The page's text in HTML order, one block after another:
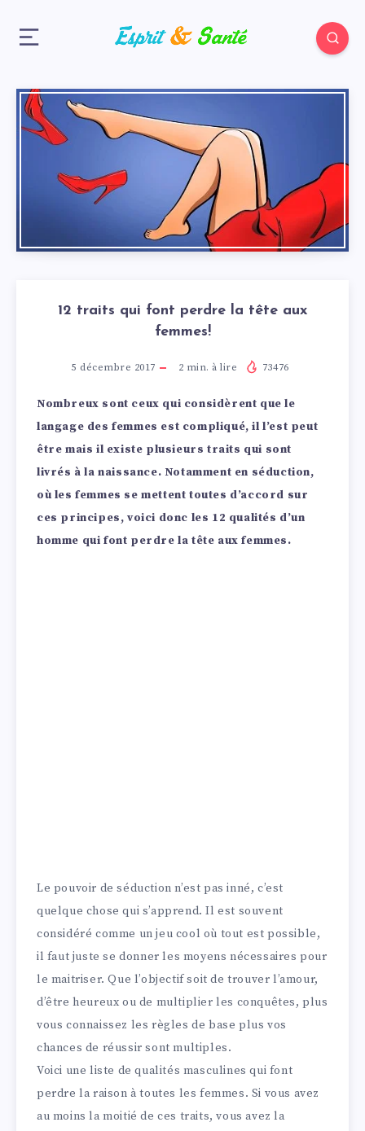
12 traits qui font perdre la tête aux
femmes!
5 décembre 2017 2 min. à lire 73476
Nombreux sont ceux qui considèrent que le
langage des femmes est compliqué, il l’est peut
être mais il existe plusieurs traits qui sont
livrés à la naissance. Notamment en séduction,
où les femmes se mettent toutes d’accord sur
ces principes, voici donc les 12 qualités d’un
homme qui font perdre la tête aux femmes.
Le pouvoir de séduction n’est pas inné, c’est
quelque chose qui s’apprend. Il est souvent
considéré comme un jeu cool où tout est possible,
il faut juste se donner les moyens nécessaires pour
le maitriser. Que l’objectif soit de trouver l’amour,
d’être heureux ou de multiplier les conquêtes, plus
vous connaissez les règles de base plus vos
chances de réussir sont multiples.
Voici une liste de qualités masculines qui font
perdre la raison à toutes les femmes. Si vous avez
au moins la moitié de ces traits, vous avez la